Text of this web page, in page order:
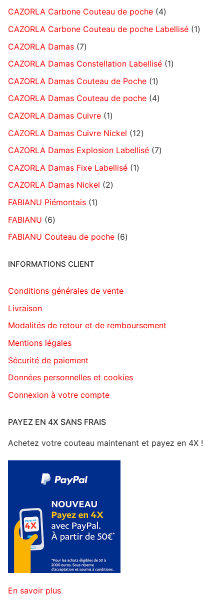
CAZORLA Carbone Couteau de poche 4
CAZORLA Carbone Couteau de poche Labellisé 1
CAZORLA Damas 7
CAZORLA Damas Constellation Labellisé 1
CAZORLA Damas Couteau de Poche 1
CAZORLA Damas Couteau de poche 4
CAZORLA Damas Cuivre 1
CAZORLA Damas Cuivre Nickel
12
CAZORLA Damas Explosion Labellisé 7
CAZORLA Damas Fixe Labellisé 1
CAZORLA Damas Nickel
2
FABIANU Piémontais 1
FABIANU
6
FABIANU Couteau de poche 6
INFORMATIONS CLIENT
Conditions générales de vente
Livraison
Modalités de retour et de remboursement
Mentions légales
Sécurité de paiement
Données personnelles et cookies
Connexion à votre compte
PAYEZ EN 4X SANS FRAIS
Achetez votre couteau maintenant et payez en 4X !
En savoir plus